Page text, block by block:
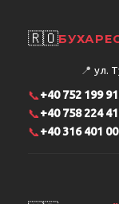
🇷🇴
📍 ул.
📞+40 752 199
📞+40 758 224
📞+40 316 401